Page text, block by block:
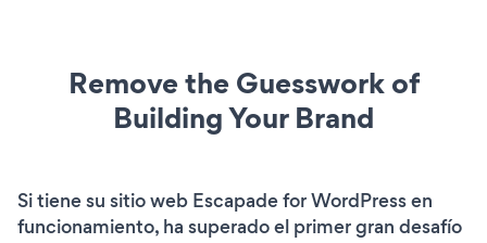
Remove the Guesswork of
Building Your Brand
Si tiene su sitio web Escapade for WordPress en
funcionamiento, ha superado el primer gran desafío